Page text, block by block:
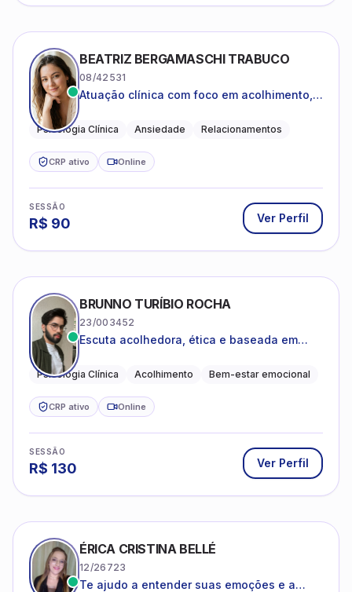
BEATRIZ BERGAMASCHI TRABUCO
08/42531
Atuação clínica com foco em acolhimento,
Psicologia Clínica Ansiedade Relacionamentos
CRP ativo Online
SESSÃO
R$ 90 Ver Perfil
BRUNNO TURÍBIO ROCHA
23/003452
Escuta acolhedora, ética e baseada em
Psicologia Clínica Acolhimento Bem-estar emocional
CRP ativo Online
SESSÃO
R$ 130 Ver Perfil
ÉRICA CRISTINA BELLÉ
12/26723
Te ajudo a entender suas emoções e a